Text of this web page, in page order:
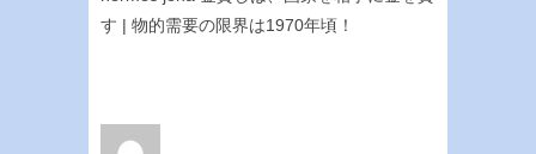
す | 物的需要の限界は1970年頃！